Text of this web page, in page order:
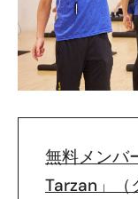
無料メンバ
Tarzan」（